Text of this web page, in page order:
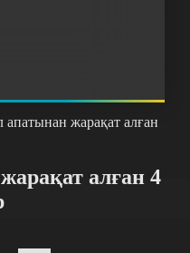
жарақат алған
алған 4